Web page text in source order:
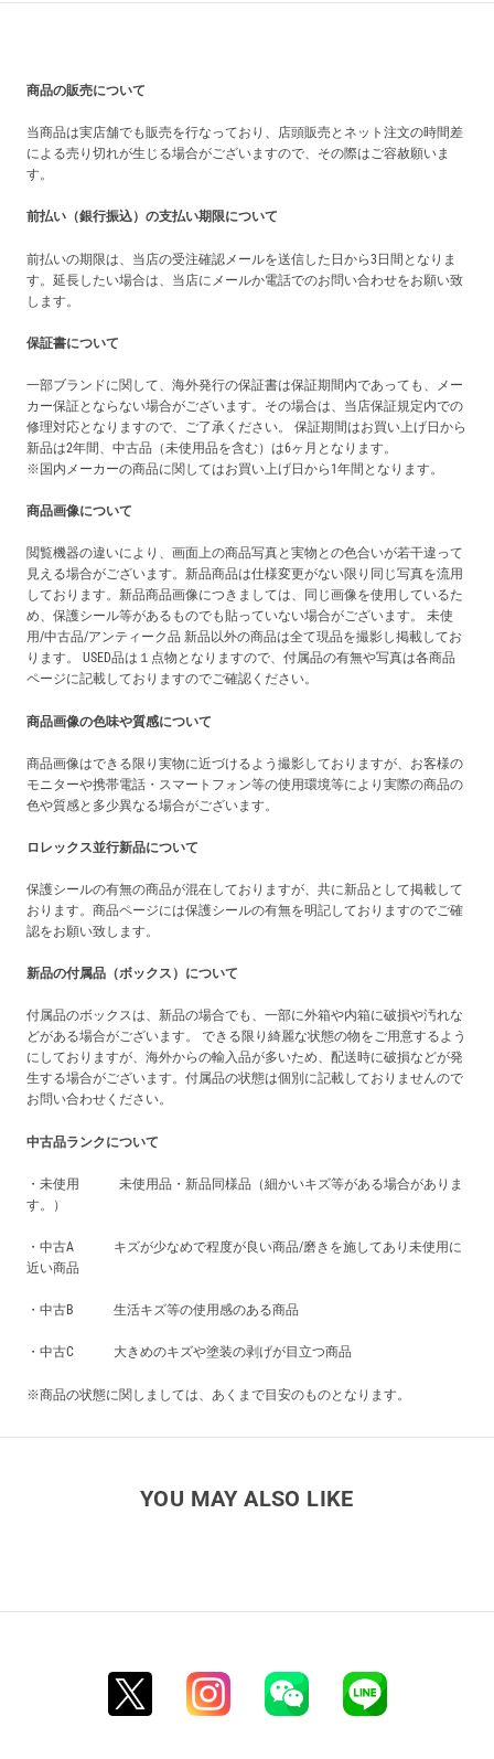
商品の販売について
当商品は実店舗でも販売を行なっており、店頭販売とネット注文の時間差
による売り切れが生じる場合がございますので、その際はご容赦願いま
す。
前払い（銀行振込）の支払い期限について
前払いの期限は、当店の受注確認メールを送信した日から3日間となりま
す。延長したい場合は、当店にメールか電話でのお問い合わせをお願い致
します。
保証書について
一部ブランドに関して、海外発行の保証書は保証期間内であっても、メー
カー保証とならない場合がございます。その場合は、当店保証規定内での
修理対応となりますので、ご了承ください。 保証期間はお買い上げ日から
新品は2年間、中古品（未使用品を含む）は6ヶ月となります。
※国内メーカーの商品に関してはお買い上げ日から1年間となります。
商品画像について
閲覧機器の違いにより、画面上の商品写真と実物との色合いが若干違って
見える場合がございます。新品商品は仕様変更がない限り同じ写真を流用
しております。新品商品画像につきましては、同じ画像を使用しているた
め、保護シール等があるものでも貼っていない場合がございます。 未使
用/中古品/アンティーク品 新品以外の商品は全て現品を撮影し掲載してお
ります。 USED品は１点物となりますので、付属品の有無や写真は各商品
ページに記載しておりますのでご確認ください。
商品画像の色味や質感について
商品画像はできる限り実物に近づけるよう撮影しておりますが、お客様の
モニターや携帯電話・スマートフォン等の使用環境等により実際の商品の
色や質感と多少異なる場合がございます。
ロレックス並行新品について
保護シールの有無の商品が混在しておりますが、共に新品として掲載して
おります。商品ページには保護シールの有無を明記しておりますのでご確
認をお願い致します。
新品の付属品（ボックス）について
付属品のボックスは、新品の場合でも、一部に外箱や内箱に破損や汚れな
どがある場合がございます。 できる限り綺麗な状態の物をご用意するよう
にしておりますが、海外からの輸入品が多いため、配送時に破損などが発
生する場合がございます。付属品の状態は個別に記載しておりませんので
お問い合わせください。
中古品ランクについて
・未使用 未使用品・新品同様品（細かいキズ等がある場合がありま
す。）
・中古A キズが少なめで程度が良い商品/磨きを施してあり未使用に
近い商品
・中古B 生活キズ等の使用感のある商品
・中古C 大きめのキズや塗装の剥げが目立つ商品
※商品の状態に関しましては、あくまで目安のものとなります。
YOU MAY ALSO LIKE